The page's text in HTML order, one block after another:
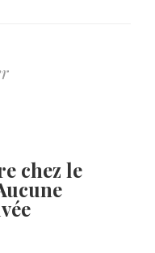
chez le